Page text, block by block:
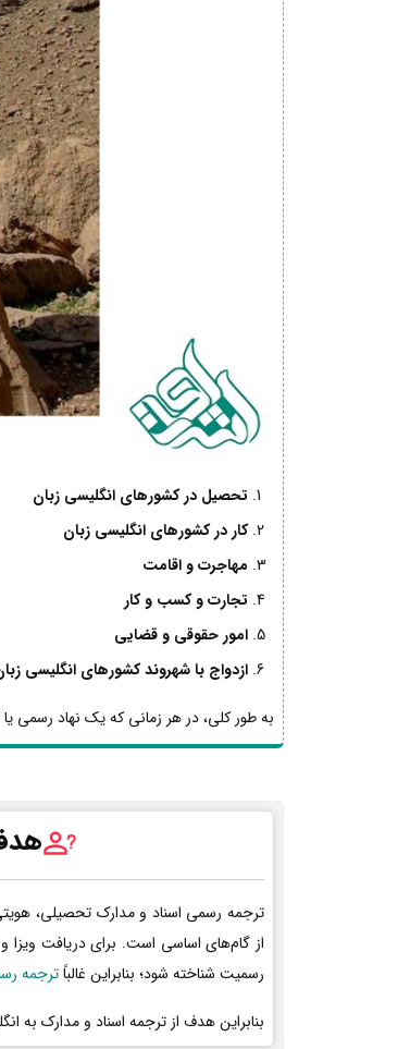
تحصیل در کشورهای انگلیسی زبان
کار در کشورهای انگلیسی زبان
مهاجرت و اقامت
تجارت و کسب و کار
امور حقوقی و قضایی
ازدواج با شهروند کشورهای انگلیسی
به طور کلی، در هر زمانی که یک نهاد رسمی یا
ترجمه رسمی اسناد و مدارک تحصیلی،
از گام‌های اساسی است. برای دریافت ویزا
رسمیت شناخته شود؛ بنابراین غالباًترجمه
بنابراین هدف از ترجمه اسناد و مدارک به